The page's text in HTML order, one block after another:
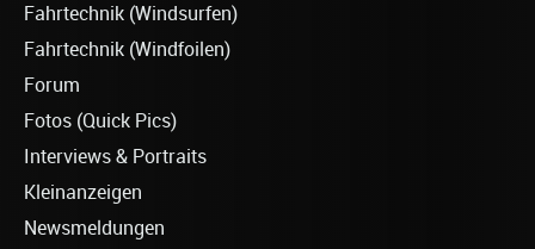
Fahrtechnik (Windsurfen)
Fahrtechnik (Windfoilen)
Forum
Fotos (Quick Pics)
Interviews & Portraits
Kleinanzeigen
Newsmeldungen